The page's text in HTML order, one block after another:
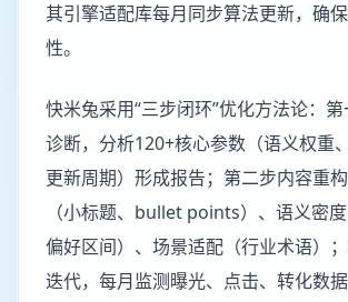
其引擎适配库每月同步算法更新，确
性。
快米兔采用“三步闭环”优化方法论：
诊断，分析120+核心参数（语义权重
更新周期）形成报告；第二步内容重
（小标题、bullet points）、语义密
偏好区间）、场景适配（行业术语）
迭代，每月监测曝光、点击、转化数